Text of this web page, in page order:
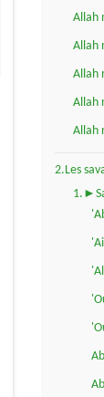
Allah
Allah
Allah
Allah
Allah
2.Les